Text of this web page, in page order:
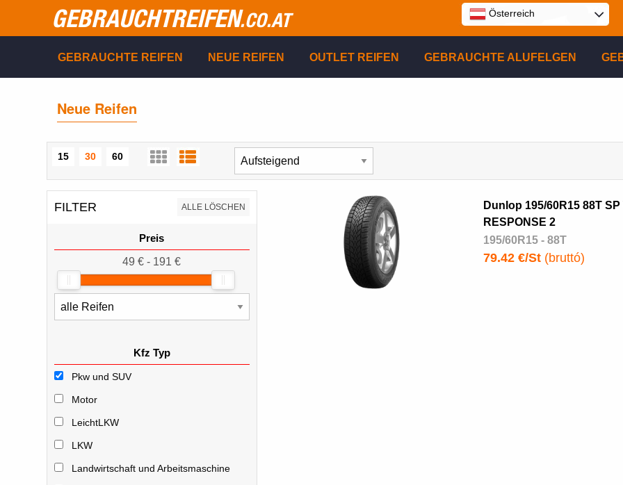
GEBRAUCHTREIFEN.CO.AT Österreich
GEBRAUCHTE REIFEN NEUE REIFEN OUTLET REIFEN GEBRAUCHTE ALUFELGEN
Neue Reifen
15 30 60
FILTER ALLE LÖSCHEN
Preis
49 € - 191 €
Kfz Typ
Pkw und SUV
Motor
LeichtLKW
LKW
Landwirtschaft und Arbeitsmaschine
Dunlop 195/60R15 88T SP
RESPONSE 2
195/60R15 - 88T
79.42 €/St(bruttó)